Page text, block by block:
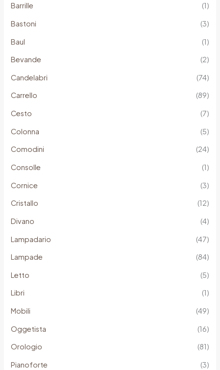
Barrille (1)
Bastoni (3)
Baul (1)
Bevande (2)
Candelabri (74)
Carrello (89)
Cesto (7)
Colonna (5)
Comodini (24)
Consolle (1)
Cornice (3)
Cristallo (12)
Divano (4)
Lampadario (47)
Lampade (84)
Letto (5)
Libri (1)
Mobili (49)
Oggetista (16)
Orologio (81)
Pianoforte (3)